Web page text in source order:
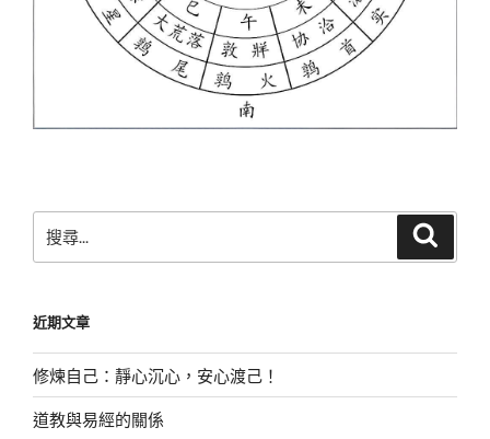
尋
字:
近期文章
修煉自己：靜心沉心，安心渡己！
道教與易經的關係